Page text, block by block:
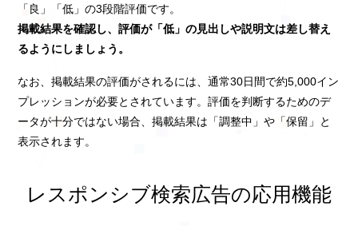
「良」「低」の3段階評価です。
掲載結果を確認し、評価が「低」の見出しや説明文は差し替え
るようにしましょう。
なお、掲載結果の評価がされるには、通常30日間で約5,000イン
プレッションが必要とされています。評価を判断するためのデ
ータが十分ではない場合、掲載結果は「調整中」や「保留」と
表示されます。
レスポンシブ検索広告の応用機能